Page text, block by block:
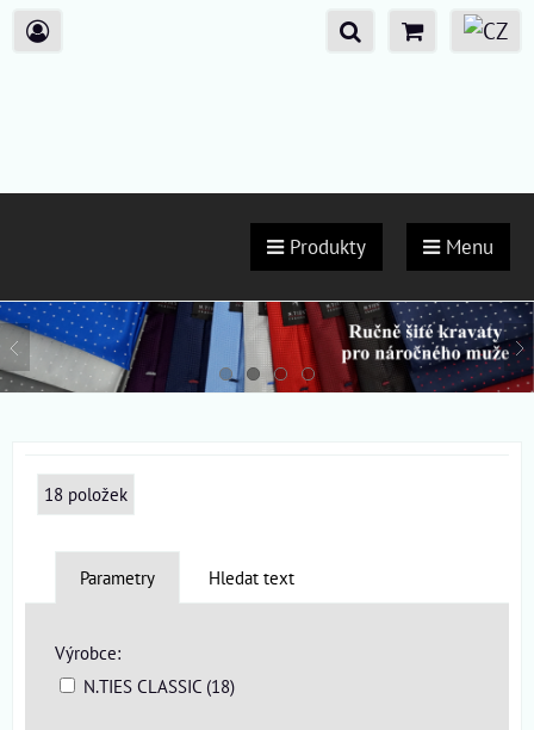
Produkty Menu
18 položek
Parametry Hledat text
Výrobce:
N.TIES CLASSIC (18)